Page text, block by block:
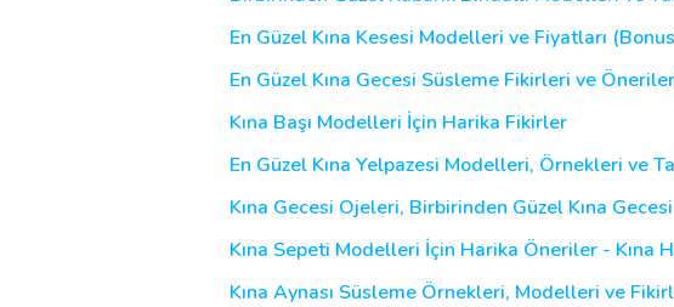
En Güzel Kına Kesesi Modelleri ve Fiyatları
En Güzel Kına Gecesi Süsleme Fikirleri ve
Kına Başı Modelleri İçin Harika Fikirler
En Güzel Kına Yelpazesi Modelleri, Örnekleri ve
Kına Gecesi Ojeleri, Birbirinden Güzel Kına
Kına Sepeti Modelleri İçin Harika Öneriler - Kına
Kına Aynası Süsleme Örnekleri, Modelleri ve